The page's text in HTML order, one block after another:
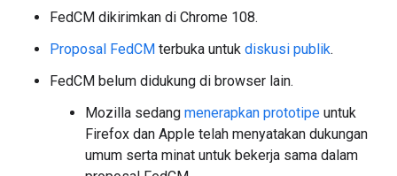
FedCM dikirimkan di Chrome 108.
Proposal FedCM terbuka untuk diskusi publik.
FedCM belum didukung di browser lain.
Mozilla sedang menerapkan prototipe untuk
Firefox dan Apple telah menyatakan dukungan
umum serta minat untuk bekerja sama dalam